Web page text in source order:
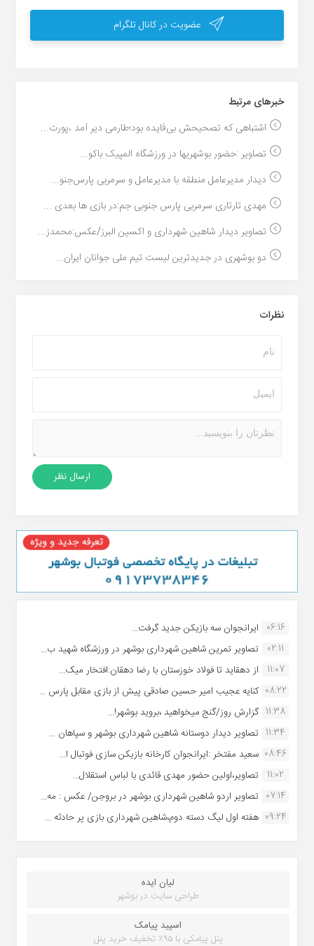
عضویت در کانال تلگرام
خبر‌های مرتبط
اشتباهی که تصحیحش بی‌فایده بود؛طارمی دیر آمد ،پورت...
تصاویر :حضور بوشهریها در ورزشگاه المپیک باکو...
دیدار مدیرعامل منطقه با مدیرعامل و سرمربی پارس‌جنو...
مهدی تارتاری سرمربی پارس جنوبی جم:در بازی ها بعدی ...
تصاویر دیدار شاهین شهرداری و اکسین البرز/عکس:محمدز...
دو بوشهری در جدیدترین لیست تیم ملی جوانان ایران...
نظرات
06:16 ایرانجوان سه بازیکن جدید گرفت...
02:11
تصاویر تمرین شاهین شهردارى بوشهر در ورزشگاه شهید ب...
11:07
از دهقاید تا فولاد خوزستان با رضا دهقان:افتخار میک...
08:22 کنایه عجیب امیر حسین صادقی پیش از بازی مقابل پارس ...
11:38 گزارش روز/گنج میخواهید ،بروید بوشهر!...
11:34 تصاویر دیدار دوستانه شاهین شهردارى بوشهر و سپاهان ...
08:46 سعید مفتخر :ایرانجوان کارخانه بازیکن سازی فوتبال ا...
11:02
تصاویر،اولین حضور مهدی قائدی با لباس استقلال...
07:14 تصاویر اردو شاهین شهرداری بوشهر در بروجن/ عکس : مه...
09:24 هفته اول لیگ دسته دوم،شاهین شهرداری بازی پر حادثه ...
لیان ایده
طراحی سایت در بوشهر
اسپید پیامک
پنل پیامکی با ۹۵٪ تخفیف خرید پنل